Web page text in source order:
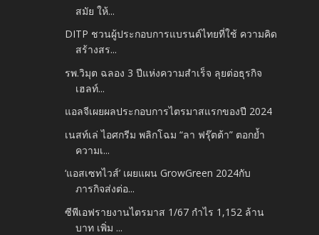
สมัย ให้...
DITP ชวนผู้ประกอบการแบรนด์ไทยที่ใช้ ความคิด
สร้างสร...
รพ.วิมุต ฉลอง 3 ปีแห่งความสำเร็จ ลุยต่อธุรกิจ
เฮลท์...
แอลจีเผยผลประกอบการไตรมาสแรกของปี 2024
เนสท์เล่ ไอศกรีม พลิกโฉม “ลา ฟรุ๊ตต้า” ตอกย้ำ
ความเ...
‘แอสเซทไวส์’ เผยแผน GrowGreen 2024กับ
ภารกิจส่งต่อ...
ซีพีเอฟรายงานไตรมาส 1/67 กำไร 1,152 ล้าน
บาท เพิ่ม ...